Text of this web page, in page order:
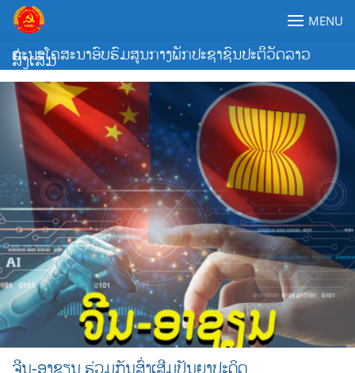
Skip
content
ຄະນະໂຄສະນາອົບຮົມສູນກາງພັກປະຊາຊົນປະຕິວັດລາວ
MENU
ສົ່ງເສີມ
ຈີນ-ອາຊຽນ ຮ່ວມກັນສົ່ງເສີມປັນຍາປະດິດ